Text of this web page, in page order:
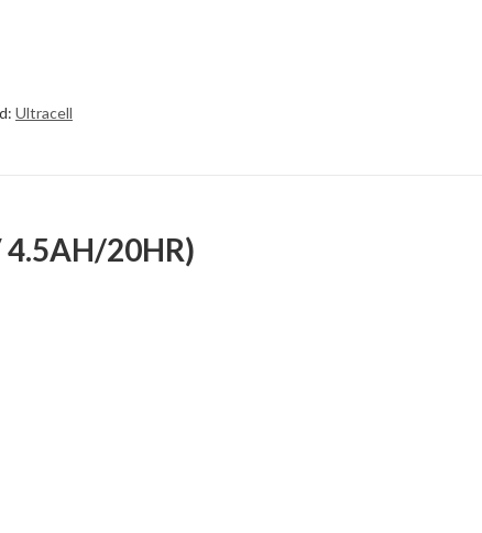
Ultracell
20HR)